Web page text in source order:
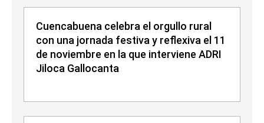
Cuencabuena celebra el orgullo rural
con una jornada festiva y reflexiva el 11
de noviembre en la que interviene ADRI
Jiloca Gallocanta